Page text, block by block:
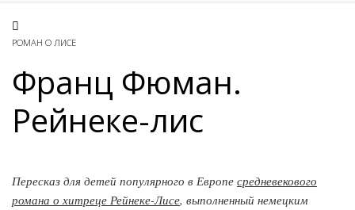
РОМАН О ЛИСЕ
Франц Фюман.
Рейнеке-лис
Пересказ для детей популярного в Европе средневекового
романа о хитреце Рейнеке-Лисе, выполненный немецким